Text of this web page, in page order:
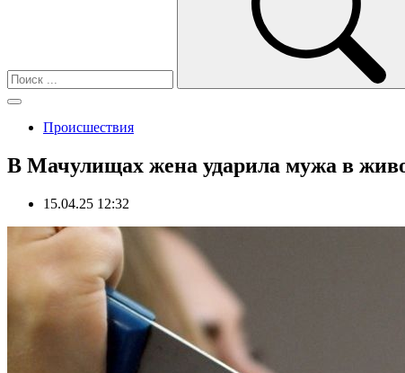
Происшествия
В Мачулищах жена ударила мужа в
15.04.25 12:32